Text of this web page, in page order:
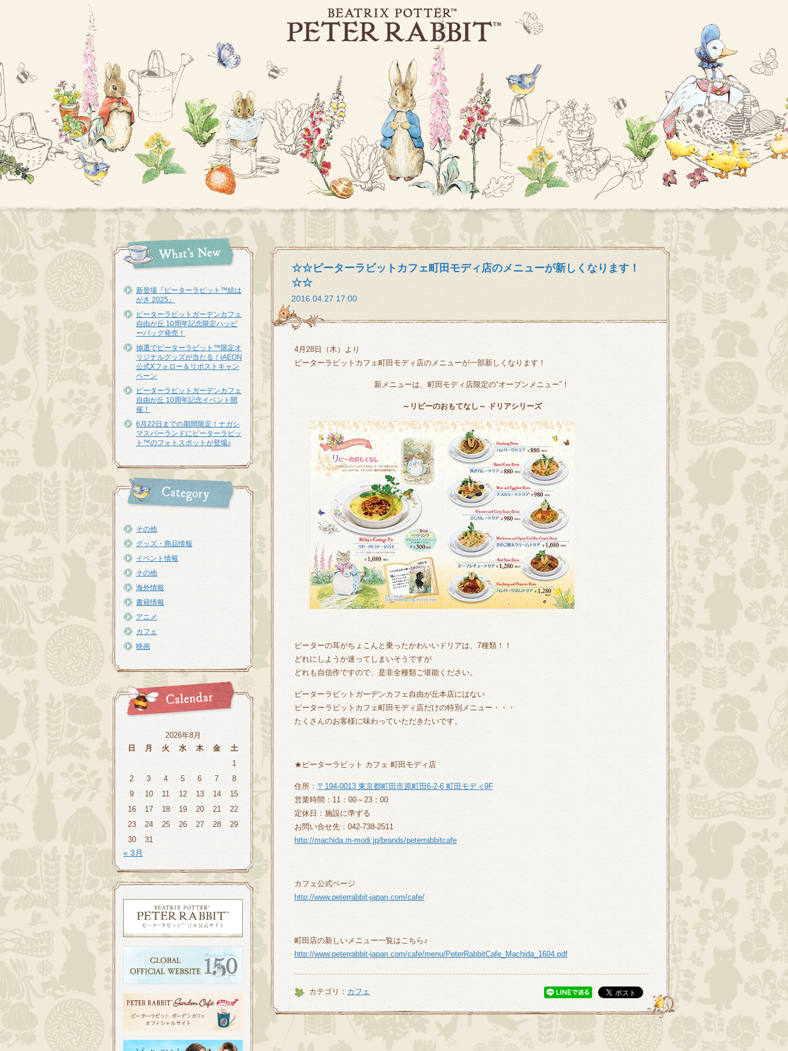
新登場『ピーターラビット™︎絵は
がき 2025』
ピーターラビットガーデンカフェ
自由が丘 10周年記念限定ハッピ
ーバッグ発売！
抽選でピーターラビット™限定オ
リジナルグッズが当たる！iAEON
公式Xフォロー＆リポストキャン
ペーン
ピーターラビットガーデンカフェ
自由が丘 10周年記念イベント開
催！
6月22日までの期間限定！ナガシ
マスパーランドにピーターラビッ
ト™のフォトスポットが登場♪
その他
グッズ・商品情報
イベント情報
その他
海外情報
書籍情報
アニメ
カフェ
映画
2026年8月
日
月 火 水 木 金
土
1
2
3 4 5 6 7
8
9
10 11 12 13 14
15
16
17 18 19 20 21
22
23
24 25 26 27 28
29
30
31
« 3月
☆☆ピーターラビットカフェ町田モディ店のメニューが新しくなります！
☆☆
2016.04.27 17:00
4月28日（木）より
ピーターラビットカフェ町田モディ店のメニューが一部新しくなります！
新メニューは、町田モディ店限定の“オーブンメニュー”！
～リビーのおもてなし～ ドリアシリーズ
ピーターの耳がちょこんと乗ったかわいいドリアは、7種類！！
どれにしようか迷ってしまいそうですが
どれも自信作ですので、是非全種類ご堪能ください。
ピーターラビットガーデンカフェ自由が丘本店にはない
ピーターラビットカフェ町田モディ店だけの特別メニュー・・・
たくさんのお客様に味わっていただきたいです。
★ピーターラビット カフェ 町田モディ店
住所： 〒194-0013 東京都町田市原町田6-2-6 町田モディ9F
営業時間：11：00～23：00
定休日：施設に準ずる
お問い合せ先：042-738-2511
http://machida.m-modi.jp/brands/peterrabbitcafe
カフェ公式ページ
http://www.peterrabbit-japan.com/cafe/
町田店の新しいメニュー一覧はこちら♪
http://www.peterrabbit-japan.com/cafe/menu/PeterRabbitCafe_Machida_1604.pdf
カテゴリ： カフェ